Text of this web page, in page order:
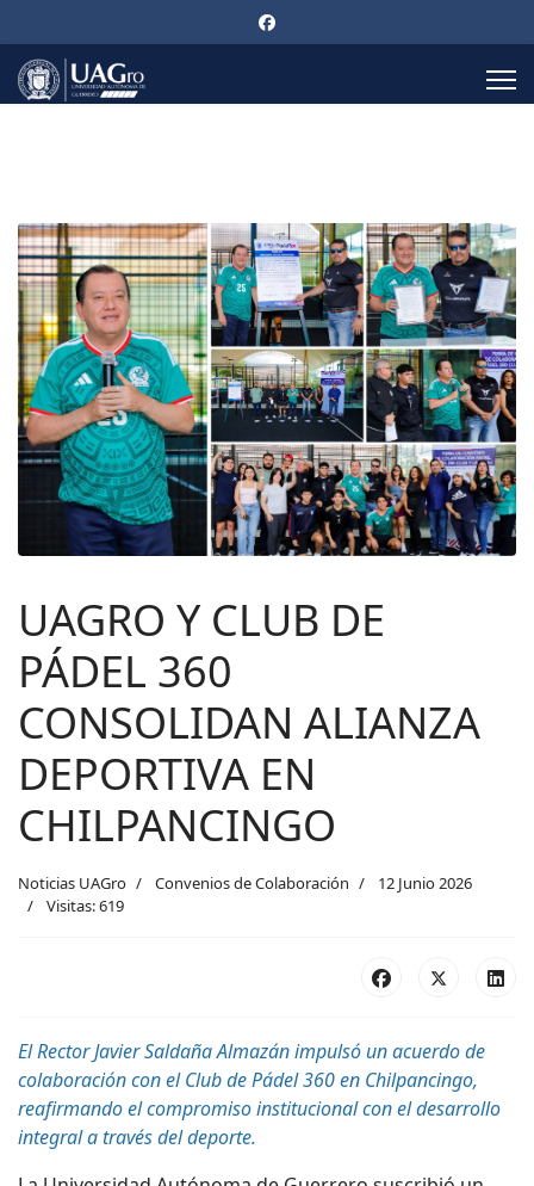
UAGRO Y CLUB DE
PÁDEL 360
CONSOLIDAN ALIANZA
DEPORTIVA EN
CHILPANCINGO
Noticias UAGro Convenios de Colaboración
12 Junio 2026
Visitas: 619
El Rector Javier Saldaña Almazán impulsó un acuerdo de
colaboración con el Club de Pádel 360 en Chilpancingo,
reafirmando el compromiso institucional con el desarrollo
integral a través del deporte.